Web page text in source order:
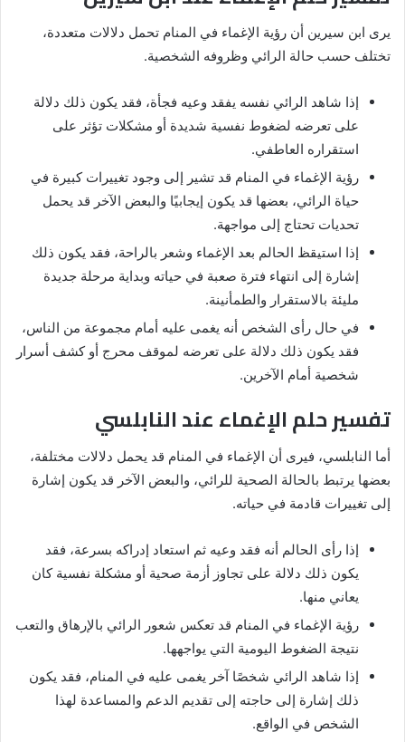
يرى ابن سيرين أن رؤية الإغماء في المنام تحمل دلالات متعددة،
تختلف حسب حالة الرائي وظروفه الشخصية.
إذا شاهد الرائي نفسه يفقد وعيه فجأة، فقد يكون ذلك دلالة
على تعرضه لضغوط نفسية شديدة أو مشكلات تؤثر على
استقراره العاطفي.
رؤية الإغماء في المنام قد تشير إلى وجود تغييرات كبيرة في
حياة الرائي، بعضها قد يكون إيجابيًا والبعض الآخر قد يحمل
تحديات تحتاج إلى مواجهة.
إذا استيقظ الحالم بعد الإغماء وشعر بالراحة، فقد يكون ذلك
إشارة إلى انتهاء فترة صعبة في حياته وبداية مرحلة جديدة
مليئة بالاستقرار والطمأنينة.
في حال رأى الشخص أنه يغمى عليه أمام مجموعة من الناس،
فقد يكون ذلك دلالة على تعرضه لموقف محرج أو كشف أسرار
شخصية أمام الآخرين.
تفسير حلم الإغماء عند النابلسي
أما النابلسي، فيرى أن الإغماء في المنام قد يحمل دلالات مختلفة،
بعضها يرتبط بالحالة الصحية للرائي، والبعض الآخر قد يكون إشارة
إلى تغييرات قادمة في حياته.
إذا رأى الحالم أنه فقد وعيه ثم استعاد إدراكه بسرعة، فقد
يكون ذلك دلالة على تجاوز أزمة صحية أو مشكلة نفسية كان
يعاني منها.
رؤية الإغماء في المنام قد تعكس شعور الرائي بالإرهاق والتعب
نتيجة الضغوط اليومية التي يواجهها.
إذا شاهد الرائي شخصًا آخر يغمى عليه في المنام، فقد يكون
ذلك إشارة إلى حاجته إلى تقديم الدعم والمساعدة لهذا
الشخص في الواقع.